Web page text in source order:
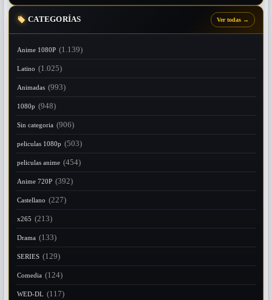
CATEGORÍAS Ver todas →
Anime 1080P (1.139)
Latino (1.025)
Animadas (993)
1080p (948)
Sin categoria (906)
peliculas 1080p (503)
peliculas anime (454)
Anime 720P (392)
Castellano (227)
x265 (213)
Drama (133)
SERIES (129)
Comedia (124)
WED-DL (117)